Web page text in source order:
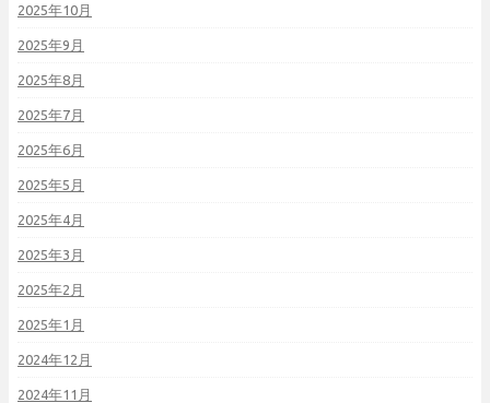
2025年10月
2025年9月
2025年8月
2025年7月
2025年6月
2025年5月
2025年4月
2025年3月
2025年2月
2025年1月
2024年12月
2024年11月